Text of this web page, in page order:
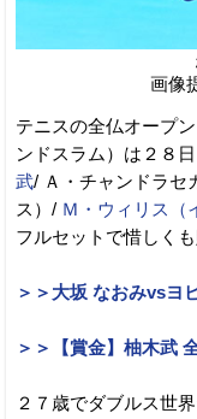
画像
テニスの全仏オープ
ンドスラム）は２８
武/ Ａ・チャンドラセ
ス）/ Ｍ・ウィリス（
フルセットで惜しく
＞＞大坂 なおみvsヨ
＞＞【賞金】柚木武
２７歳でダブルス世